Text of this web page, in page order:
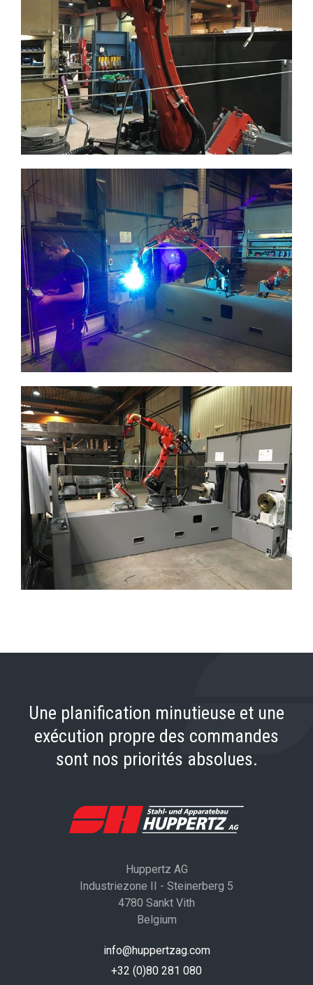
Une planification minutieuse et une
exécution propre des commandes
sont nos priorités absolues.
Huppertz AG
Industriezone II - Steinerberg 5
4780 Sankt Vith
Belgium
info@huppertzag.com
+32 (0)80 281 080